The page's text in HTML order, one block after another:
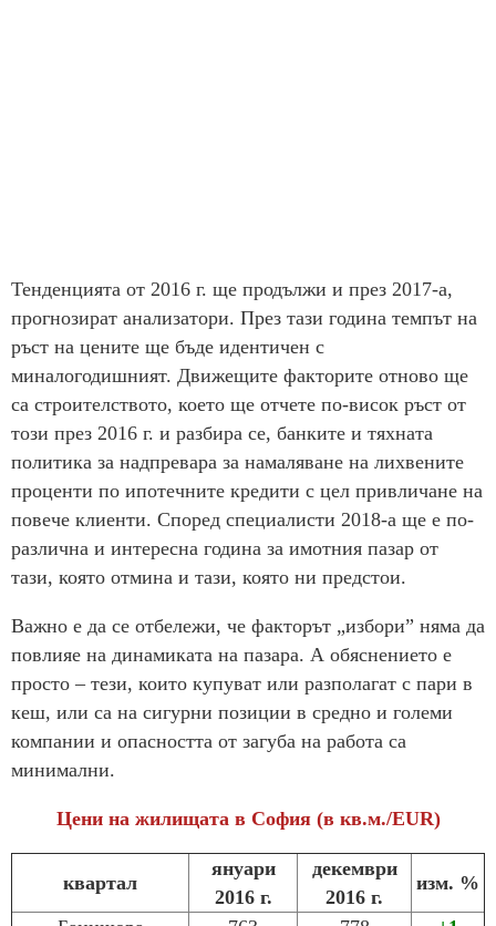
Тенденцията от 2016 г. ще продължи и през 2017-а,
прогнозират анализатори. През тази година темпът на
ръст на цените ще бъде идентичен с
миналогодишният. Движещите факторите отново ще
са строителството, което ще отчете по-висок ръст от
този през 2016 г. и разбира се, банките и тяхната
политика за надпревара за намаляване на лихвените
проценти по ипотечните кредити с цел привличане на
повече клиенти. Според специалисти 2018-а ще е по-
различна и интересна година за имотния пазар от
тази, която отмина и тази, която ни предстои.
Важно е да се отбележи, че факторът „избори” няма да
повлияе на динамиката на пазара. А обяснението е
просто – тези, които купуват или разполагат с пари в
кеш, или са на сигурни позиции в средно и големи
компании и опасността от загуба на работа са
минимални.
Цени на жилищата в София (в кв.м./EUR)
квартал
януари
2016 г.
декември
2016 г.
изм. %